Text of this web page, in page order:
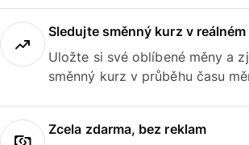
Sledujte směnný kurz v reálném
Uložte si své oblíbené měny a
směnný kurz v průběhu času
Zcela zdarma, bez reklam